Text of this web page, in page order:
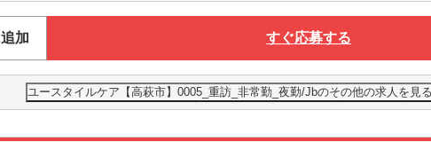
加 すぐ応募する
ユースタイルケア【高萩市】0005_重訪_非常勤_夜勤/Jbのその他の求人を見る